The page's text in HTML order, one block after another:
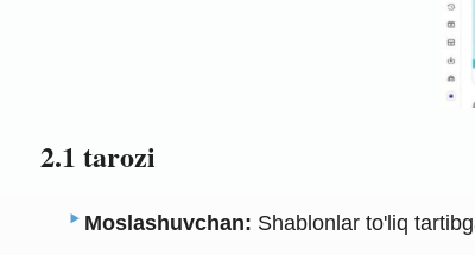
2.1 tarozi
Moslashuvchan: Shablonlar to'liq